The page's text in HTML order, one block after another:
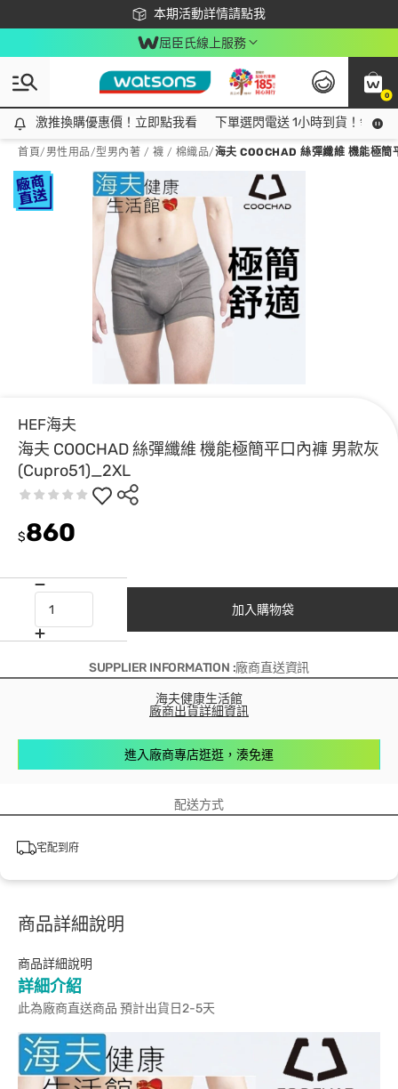
本期活動詳情請點我
下載app最高回饋$350
屈臣氏線上服務
0
激推換購優惠價！立即點我看
激推換購優惠價！立即點我看 下單選閃電送 1小時到貨！領神
首頁/ 男性用品/型男內著 / 襪 / 棉織品/海夫 COOCHAD 絲彈纖維 機能極
HEF海夫
海夫 COOCHAD 絲彈纖維 機能極簡平口內褲 男款灰
(Cupro51)_2XL
$860
加入購物袋
SUPPLIER INFORMATION :廠商直送資訊
海夫健康生活館
廠商出貨詳細資訊
進入廠商專店逛逛，湊免運
配送方式
宅配到府
商品詳細說明
商品詳細說明
詳細介紹
此為廠商直送商品 預計出貨日2-5天